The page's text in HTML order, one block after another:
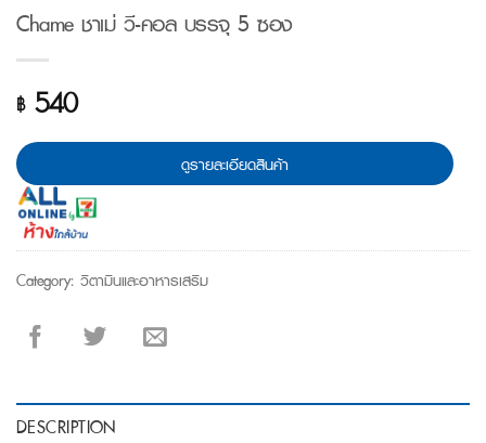
Chame ชาเม่ วี-คอล บรรจุ 5 ซอง
฿540
ดูรายละเอียดสินค้า
Category: วิตามินและอาหารเสริม
DESCRIPTION